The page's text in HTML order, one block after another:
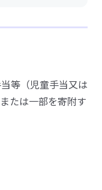
等（児童手当又は
たは一部を寄附す